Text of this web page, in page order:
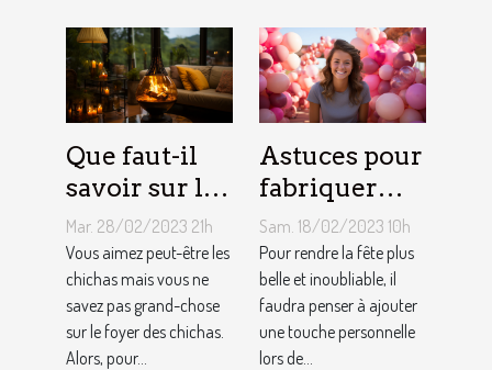
Que faut-il
savoir sur le
foyer chicha
?
Mar. 28/02/2023 21h
Vous aimez peut-être les
chichas mais vous ne
savez pas grand-chose
sur le foyer des chichas.
Alors, pour...
Astuces pour
fabriquer
une arche de
ballons
Sam. 18/02/2023 10h
Pour rendre la fête plus
belle et inoubliable, il
faudra penser à ajouter
une touche personnelle
lors de...